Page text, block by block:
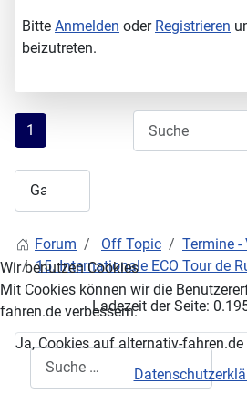
Bitte Anmelden oder Registrieren
beizutreten.
1
Forum
Off Topic
Termine -
15. Internationale ECO Tour de
Ladezeit der Seite:
Wir benutzen Cookies
Mit Cookies können wir die
fahren.de verbessern.
Ja, Cookies auf alternativ-fahren.de